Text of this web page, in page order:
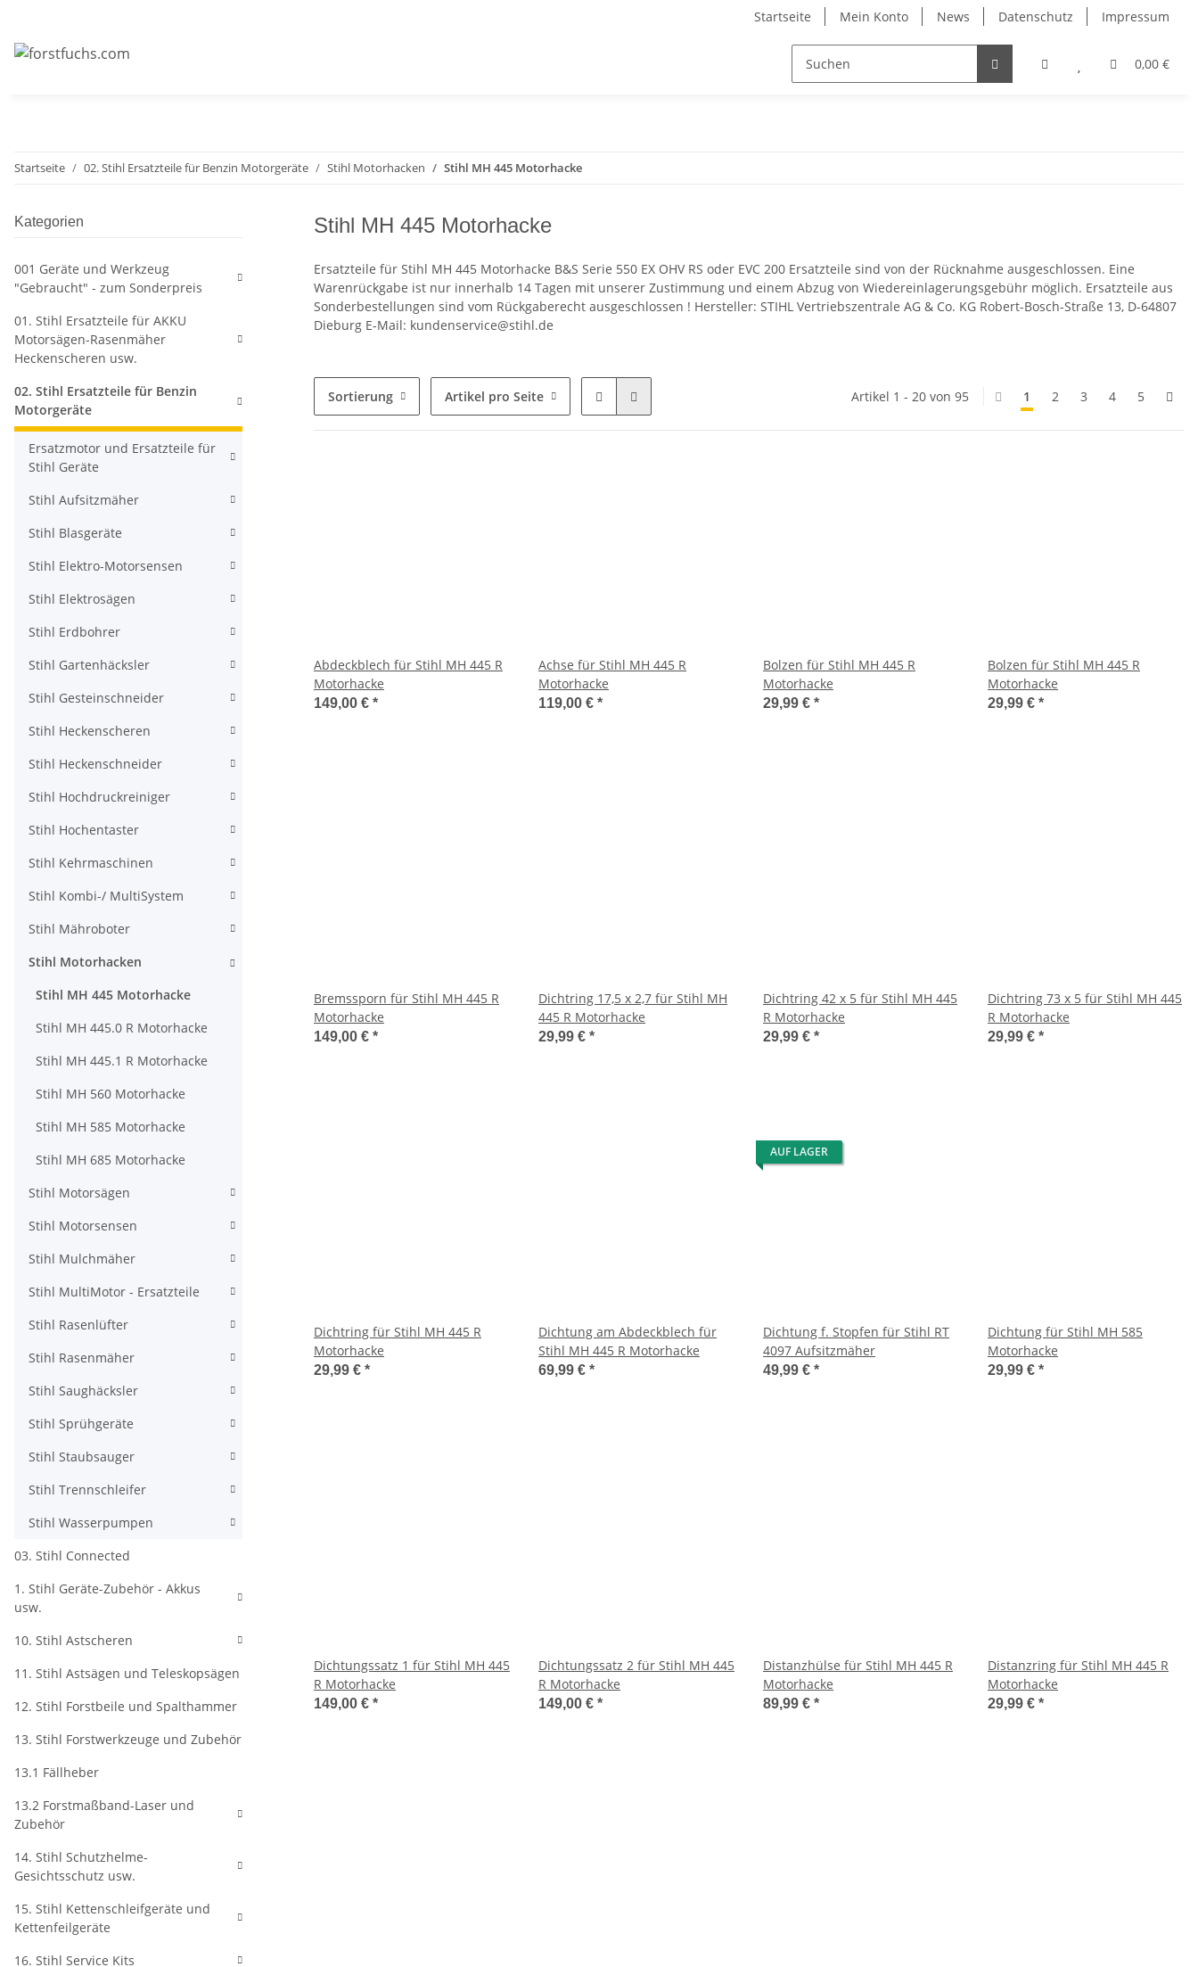
Startseite Mein Konto News Datenschutz Impressum
0,00 €
Startseite 02. Stihl Ersatzteile für Benzin Motorgeräte Stihl Motorhacken Stihl MH 445 Motorhacke
Stihl MH 445 Motorhacke
Ersatzteile für Stihl MH 445 Motorhacke B&S Serie 550 EX OHV RS oder EVC 200 Ersatzteile sind von der Rücknahme ausgeschlossen. Eine
Warenrückgabe ist nur innerhalb 14 Tagen mit unserer Zustimmung und einem Abzug von Wiedereinlagerungsgebühr möglich. Ersatzteile aus
Sonderbestellungen sind vom Rückgaberecht ausgeschlossen ! Hersteller: STIHL Vertriebszentrale AG & Co. KG Robert-Bosch-Straße 13, D-64807
Dieburg E-Mail: kundenservice@stihl.de
Sortierung Artikel pro Seite Artikel 1 - 20 von 95 1 2 3 4 5
Abdeckblech für Stihl MH 445 R
Motorhacke
149,00 € *
Achse für Stihl MH 445 R
Motorhacke
119,00 € *
Bolzen für Stihl MH 445 R
Motorhacke
29,99 € *
Bolzen für Stihl MH 445 R
Motorhacke
29,99 € *
Bremssporn für Stihl MH 445 R
Motorhacke
149,00 € *
Dichtring 17,5 x 2,7 für Stihl MH
445 R Motorhacke
29,99 € *
Dichtring 42 x 5 für Stihl MH 445
R Motorhacke
29,99 € *
Dichtring 73 x 5 für Stihl MH 445
R Motorhacke
29,99 € *
Dichtring für Stihl MH 445 R
Motorhacke
29,99 € *
Dichtung am Abdeckblech für
Stihl MH 445 R Motorhacke
69,99 € *
AUF LAGER
Dichtung f. Stopfen für Stihl RT
4097 Aufsitzmäher
49,99 € *
Dichtung für Stihl MH 585
Motorhacke
29,99 € *
Dichtungssatz 1 für Stihl MH 445
R Motorhacke
149,00 € *
Dichtungssatz 2 für Stihl MH 445
R Motorhacke
149,00 € *
Distanzhülse für Stihl MH 445 R
Motorhacke
89,99 € *
Distanzring für Stihl MH 445 R
Motorhacke
29,99 € *
Kategorien
001 Geräte und Werkzeug
"Gebraucht" - zum Sonderpreis
01. Stihl Ersatzteile für AKKU
Motorsägen-Rasenmäher
Heckenscheren usw.
02. Stihl Ersatzteile für Benzin
Motorgeräte
Ersatzmotor und Ersatzteile für
Stihl Geräte
Stihl Aufsitzmäher
Stihl Blasgeräte
Stihl Elektro-Motorsensen
Stihl Elektrosägen
Stihl Erdbohrer
Stihl Gartenhäcksler
Stihl Gesteinschneider
Stihl Heckenscheren
Stihl Heckenschneider
Stihl Hochdruckreiniger
Stihl Hochentaster
Stihl Kehrmaschinen
Stihl Kombi-/ MultiSystem
Stihl Mähroboter
Stihl Motorhacken
Stihl MH 445 Motorhacke
Stihl MH 445.0 R Motorhacke
Stihl MH 445.1 R Motorhacke
Stihl MH 560 Motorhacke
Stihl MH 585 Motorhacke
Stihl MH 685 Motorhacke
Stihl Motorsägen
Stihl Motorsensen
Stihl Mulchmäher
Stihl MultiMotor - Ersatzteile
Stihl Rasenlüfter
Stihl Rasenmäher
Stihl Saughäcksler
Stihl Sprühgeräte
Stihl Staubsauger
Stihl Trennschleifer
Stihl Wasserpumpen
03. Stihl Connected
1. Stihl Geräte-Zubehör - Akkus
usw.
10. Stihl Astscheren
11. Stihl Astsägen und Teleskopsägen
12. Stihl Forstbeile und Spalthammer
13. Stihl Forstwerkzeuge und Zubehör
13.1 Fällheber
13.2 Forstmaßband-Laser und
Zubehör
14. Stihl Schutzhelme-
Gesichtsschutz usw.
15. Stihl Kettenschleifgeräte und
Kettenfeilgeräte
16. Stihl Service Kits